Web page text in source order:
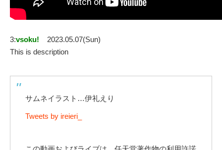
3:vsoku!
2023.05.07(Sun)
This is description
サムネイラスト…伊礼えり
Tweets by ireieri_